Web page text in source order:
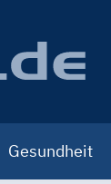
Gesundheit